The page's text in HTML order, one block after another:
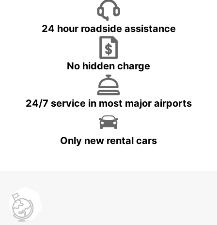
24 hour roadside assistance
No hidden charge
24/7 service in most major airports
Only new rental cars